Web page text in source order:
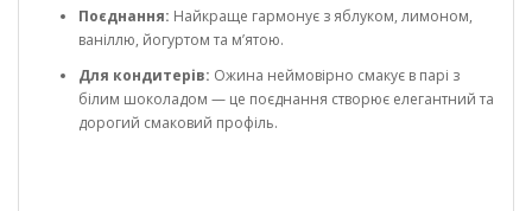
Поєднання: Найкраще гармонує з яблуком, лимоном,
ваніллю, йогуртом та м’ятою.
Для кондитерів: Ожина неймовірно смакує в парі з
білим шоколадом — це поєднання створює елегантний та
дорогий смаковий профіль.